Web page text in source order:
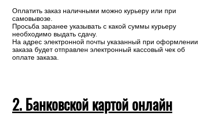
Оплатить заказ наличными можно курьеру или при
самовывозе.
Просьба заранее указывать с какой суммы курьеру
необходимо выдать сдачу.
На адрес электронной почты указанный при оформлении
заказа будет отправлен электронный кассовый чек об
оплате заказа.
2. Банковской картой онлайн